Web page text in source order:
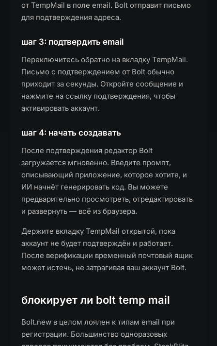
от TempMail в поле email. Bolt отправит письмо
для подтверждения адреса.
шаг 3: подтвердить email
Переключитесь обратно на вкладку TempMail.
Письмо с подтверждением от Bolt обычно
приходит за секунды. Откройте сообщение и
нажмите на ссылку подтверждения, чтобы
активировать аккаунт.
шаг 4: начать создавать
После подтверждения редактор Bolt
загружается мгновенно. Введите промпт,
описывающий приложение, которое хотите, и
ИИ начнёт генерировать код. Вы можете
предварительно просмотреть, отредактировать
и развернуть — всё из браузера.
Держите вкладку TempMail открытой, пока
аккаунт не будет подтверждён и работает.
После верификации временный почтовый ящик
может истечь, не затрагивая ваш аккаунт Bolt.
блокирует ли bolt temp mail
Bolt.new в целом лоялен к типам email при
регистрации. Большинство одноразовых